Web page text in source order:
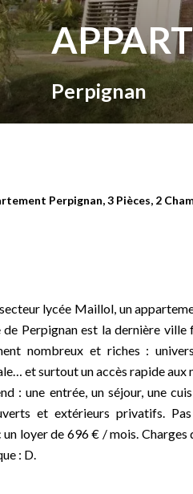
Perpignan
Perpignan, 3 Pièces, 2
lycée Maillol, un
Perpignan est la dernière
nombreux et riches :
et surtout un accès rapide aux
: une entrée, un séjour, une
et extérieurs privatifs.
loyer de 696 € / mois.
: D.